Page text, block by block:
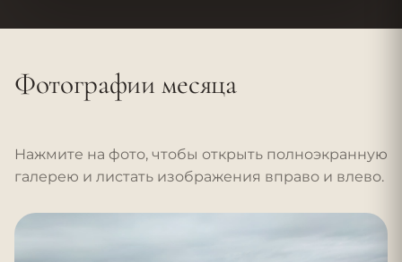
Фотографии месяца
Нажмите на фото, чтобы открыть полноэкранную
галерею и листать изображения вправо и влево.